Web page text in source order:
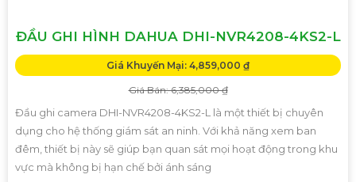
ĐẦU GHI HÌNH DAHUA DHI-NVR4208-4KS2-L
Giá Khuyến Mại: 4,859,000 ₫
Giá Bán: 6,385,000 ₫
Đầu ghi camera DHI-NVR4208-4KS2-L là một thiết bị chuyên
dụng cho hệ thống giám sát an ninh. Với khả năng xem ban
đêm, thiết bị này sẽ giúp bạn quan sát mọi hoạt động trong khu
vực mà không bị hạn chế bởi ánh sáng